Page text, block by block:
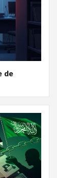
de